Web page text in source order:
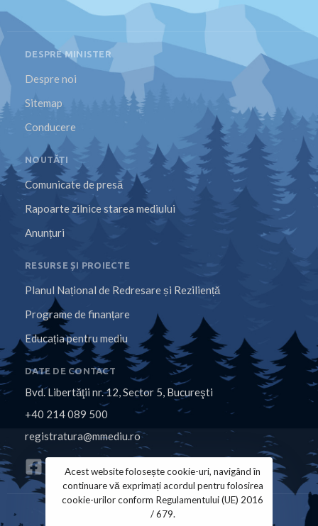
DESPRE MINISTER
Despre noi
Sitemap
Conducere
NOUTĂȚI
Comunicate de presă
Rapoarte zilnice starea mediului
Anunțuri
RESURSE ȘI PROIECTE
Planul Național de Redresare și Reziliență
Programe de finanțare
Educația pentru mediu
DATE DE CONTACT
Bvd. Libertăţii nr. 12, Sector 5, Bucureşti
+40 214 089 500
registratura@mmediu.ro
Acest website folosește cookie-uri, navigând în
continuare vă exprimați acordul pentru folosirea
cookie-urilor conform Regulamentului (UE) 2016
/ 679.